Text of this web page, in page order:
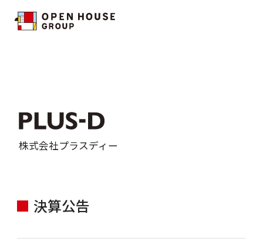
株式会社プラスディー
決算公告